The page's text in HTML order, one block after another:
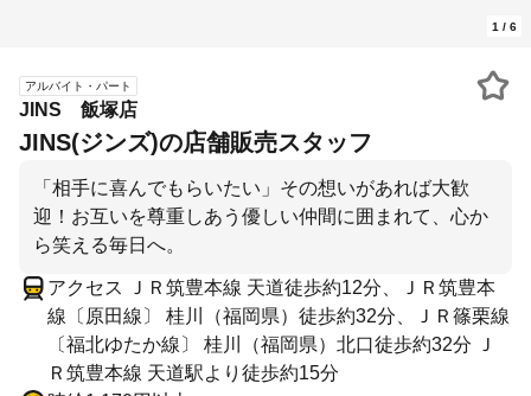
1 / 6
アルバイト・パート
JINS 飯塚店
JINS(ジンズ)の店舗販売スタッフ
「相手に喜んでもらいたい」その想いがあれば大歓
迎！お互いを尊重しあう優しい仲間に囲まれて、心か
ら笑える毎日へ。
アクセス ＪＲ筑豊本線 天道徒歩約12分、ＪＲ筑豊本
線〔原田線〕 桂川（福岡県）徒歩約32分、ＪＲ篠栗線
〔福北ゆたか線〕 桂川（福岡県）北口徒歩約32分 Ｊ
Ｒ筑豊本線 天道駅より徒歩約15分